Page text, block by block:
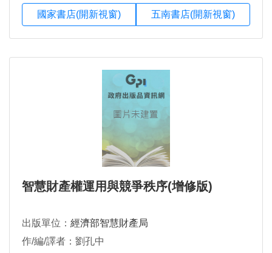
國家書店(開新視窗) 五南書店(開新視窗)
智慧財產權運用與競爭秩序(增修版)
出版單位： 經濟部智慧財產局
作/編/譯者：劉孔中